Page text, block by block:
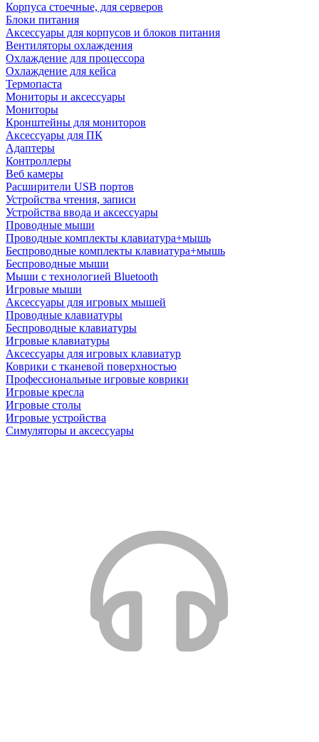
Корпуса стоечные, для серверов
Блоки питания
Аксессуары для корпусов и блоков питания
Вентиляторы охлаждения
Охлаждение для процессора
Охлаждение для кейса
Термопаста
Мониторы и аксессуары
Мониторы
Кронштейны для мониторов
Аксессуары для ПК
Адаптеры
Контроллеры
Веб камеры
Расширители USB портов
Устройства чтения, записи
Устройства ввода и аксессуары
Проводные мыши
Проводные комплекты клавиатура+мышь
Беспроводные комплекты клавиатура+мышь
Беспроводные мыши
Мыши с технологией Bluetooth
Игровые мыши
Аксессуары для игровых мышей
Проводные клавиатуры
Беспроводные клавиатуры
Игровые клавиатуры
Аксессуары для игровых клавиатур
Коврики с тканевой поверхностью
Профессиональные игровые коврики
Игровые кресла
Игровые столы
Игровые устройства
Симуляторы и аксессуары